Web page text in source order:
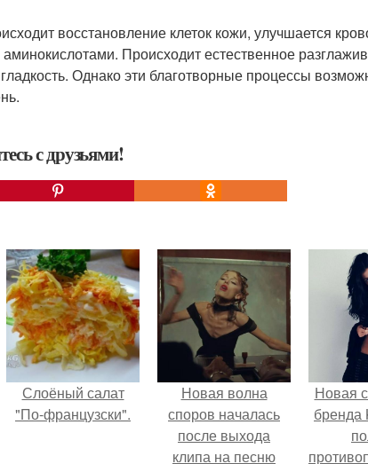
восстановление клеток кожи, улучшается
Происходит естественное
Однако эти благотворные процессы
с друзьями!
Слоёный салат
"По-французски".
Новая волна
споров началась
после выхода
клипа на песню
Новая
бренда